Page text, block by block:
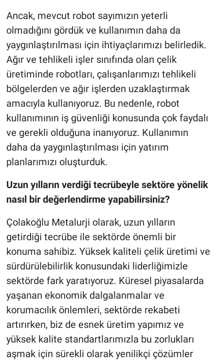
Ancak, mevcut robot sayımızın yeterli
olmadığını gördük ve kullanımın daha da
yaygınlaştırılması için ihtiyaçlarımızı belirledik.
Ağır ve tehlikeli işler sınıfında olan çelik
üretiminde robotları, çalışanlarımızı tehlikeli
bölgelerden ve ağır işlerden uzaklaştırmak
amacıyla kullanıyoruz. Bu nedenle, robot
kullanımının iş güvenliği konusunda çok faydalı
ve gerekli olduğuna inanıyoruz. Kullanımın
daha da yaygınlaştırılması için yatırım
planlarımızı oluşturduk.
Uzun yılların verdiği tecrübeyle sektöre yönelik
nasıl bir değerlendirme yapabilirsiniz?
Çolakoğlu Metalurji olarak, uzun yılların
getirdiği tecrübe ile sektörde önemli bir
konuma sahibiz. Yüksek kaliteli çelik üretimi ve
sürdürülebilirlik konusundaki liderliğimizle
sektörde fark yaratıyoruz. Küresel piyasalarda
yaşanan ekonomik dalgalanmalar ve
korumacılık önlemleri, sektörde rekabeti
artırırken, biz de esnek üretim yapımız ve
yüksek kalite standartlarımızla bu zorlukları
aşmak için sürekli olarak yenilikçi çözümler